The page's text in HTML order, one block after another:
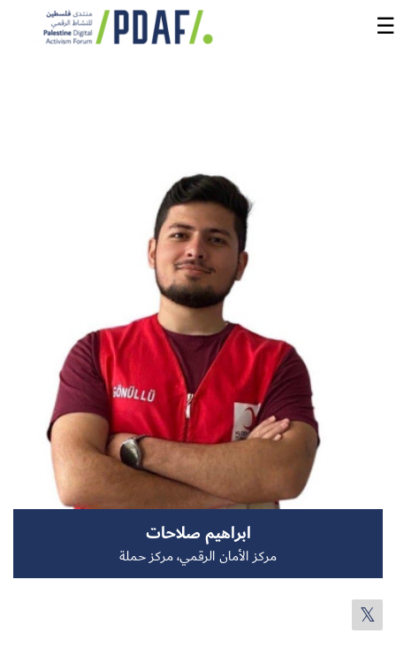
☰
ابراهيم صلاحات
مركز الأمان الرقمي، مركز حملة